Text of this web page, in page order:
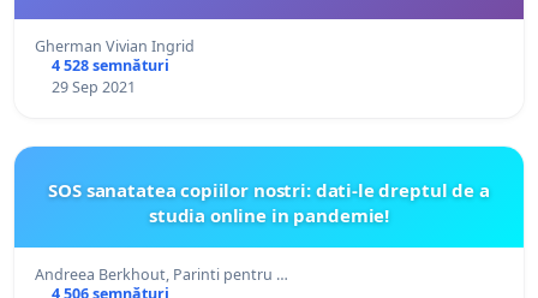
Gherman Vivian Ingrid
4 528 semnături
29 Sep 2021
SOS sanatatea copiilor nostri: dati-le dreptul de a
studia online in pandemie!
Andreea Berkhout, Parinti pentru …
4 506 semnături